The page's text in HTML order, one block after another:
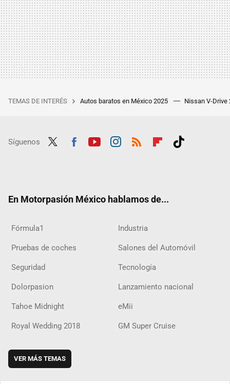
TEMAS DE INTERÉS Autos baratos en México 2025 Nissan V-Drive
Síguenos
En Motorpasión México hablamos de...
Fórmula1 Industria
Pruebas de coches Salones del Automóvil
Seguridad Tecnología
Dolorpasion Lanzamiento nacional
Tahoe Midnight eMii
Royal Wedding 2018 GM Super Cruise
VER MÁS TEMAS